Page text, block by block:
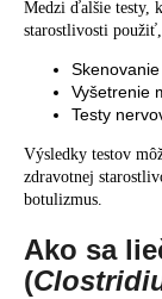
Medzi ďalšie testy,
starostlivosti
Skenovanie
Vyšetrenie
Testy
Výsledky testov
zdravotnej
botulizmus.
Ako sa
(